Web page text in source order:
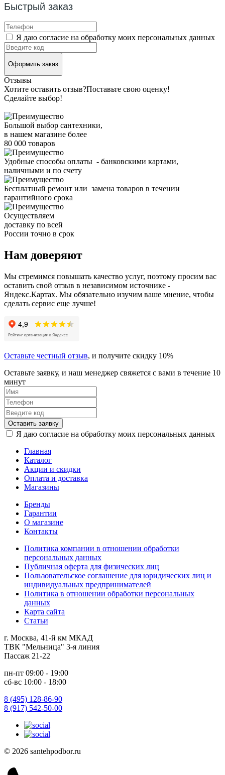
Быстрый заказ
Я даю согласие на обработку моих персональных данных
Оформить заказ
Отзывы
Хотите оставить отзыв?Поставьте свою оценку!
Сделайте выбор!
Большой выбор сантехники,
в нашем магазине более
80 000 товаров
Удобные способы оплаты - банковскими картами,
наличными и по счету
Бесплатный ремонт или замена товаров в течении
гарантийного срока
Осуществляем
доставку по всей
России точно в срок
Нам доверяют
Мы стремимся повышать качество услуг, поэтому просим вас
оставить свой отзыв в независимом источнике -
Яндекс.Картах. Мы обязательно изучим ваше мнение, чтобы
сделать сервис еще лучше!
Оставьте честный отзыв, и получите скидку 10%
Оставьте заявку, и наш менеджер свяжется с вами в течение 10
минут
Оставить заявку
Я даю согласие на обработку моих персональных данных
Главная
Каталог
Акции и скидки
Оплата и доставка
Магазины
Бренды
Гарантии
О магазине
Контакты
Политика компании в отношении обработки
персональных данных
Публичная оферта для физических лиц
Пользовательское соглашение для юридических лиц и
индивидуальных предпринимателей
Политика в отношении обработки персональных
данных
Карта сайта
Статьи
г. Москва, 41-й км МКАД
ТВК "Мельница" 3-я линия
Пассаж 21-22
пн-пт 09:00 - 19:00
сб-вс 10:00 - 18:00
8 (495) 128-86-90
8 (917) 542-50-00
© 2026 santehpodbor.ru